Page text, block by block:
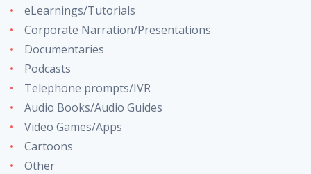
eLearnings/Tutorials
Corporate Narration/Presentations
Documentaries
Podcasts
Telephone prompts/IVR
Audio Books/Audio Guides
Video Games/Apps
Cartoons
Other